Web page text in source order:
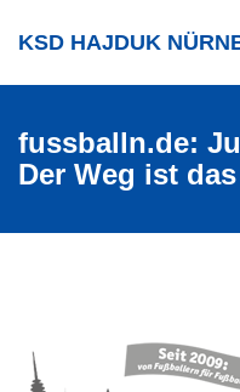
KSD HAJDUK
fussballn.de:
Der Weg ist